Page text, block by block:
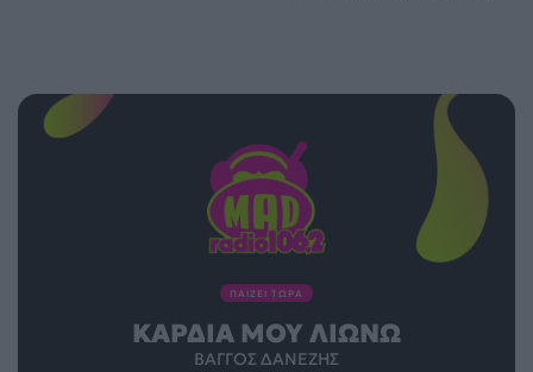
ΠΑΙΖΕΙ ΤΩΡΑ
ΚΑΡΔΙΆ ΜΟΥ ΛΙΏΝΩ
ΒΆΓΓΟΣ ΔΑΝΈΖΗΣ